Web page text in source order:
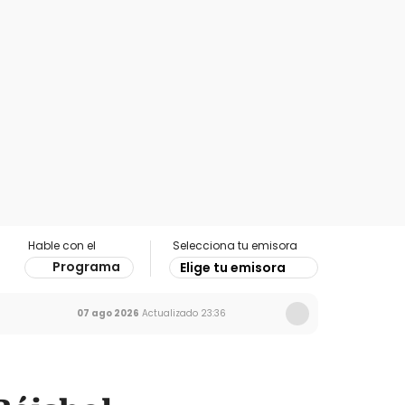
Hable con el
Programa
Selecciona tu emisora
Elige tu emisora
07 ago 2026 Actualizado 23:36